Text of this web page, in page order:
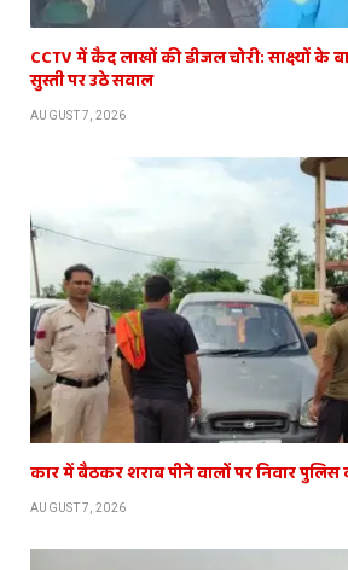
CCTV में कैद लाखों की डीजल चोरी: साक्ष्यों
सुस्ती पर उठे सवाल
AUGUST 7, 2026
कार में बैठकर शराब पीने वालों पर निवार पुलिस
AUGUST 7, 2026